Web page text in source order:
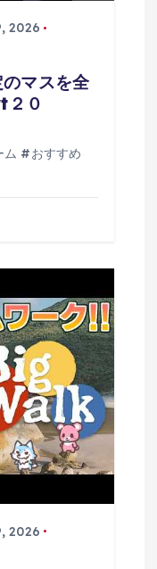
2026
マスを全
２０
#おすすめ
2026